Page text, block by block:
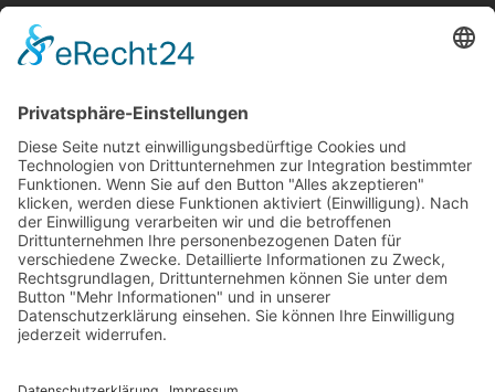
gleichzeitig Veranstalter der Spiele der Regionalliga in
verschiedenen Ligen.
Die RLSO ist jetzt auch erreichbar unter der Adresse
https://rlso.basketball
Wir betreiben ...